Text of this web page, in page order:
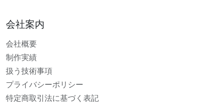
会社案内
会社概要
制作実績
扱う技術事項
プライバシーポリシー
特定商取引法に基づく表記